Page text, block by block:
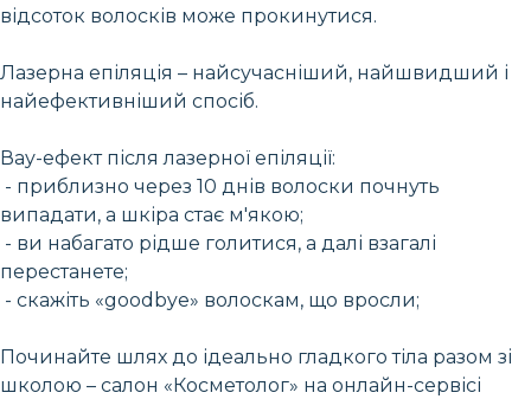
відсоток волосків може прокинутися.
Лазерна епіляція – найсучасніший, найшвидший і
найефективніший спосіб.
Вау-ефект після лазерної епіляції:
- приблизно через 10 днів волоски почнуть
випадати, а шкіра стає м'якою;
- ви набагато рідше голитися, а далі взагалі
перестанете;
- скажіть «goodbye» волоскам, що вросли;
Починайте шлях до ідеально гладкого тіла разом зі
школою – салон «Косметолог» на онлайн-сервісі